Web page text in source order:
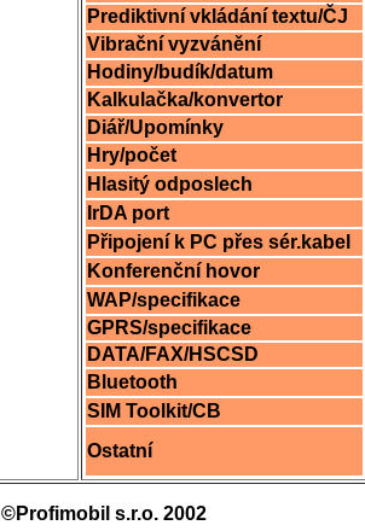
Prediktivní vkládání textu/ČJ
Vibrační vyzvánění
Hodiny/budík/datum
Kalkulačka/konvertor
Diář/Upomínky
Hry/počet
Hlasitý odposlech
IrDA port
Připojení k PC přes sér.kabel
Konferenční hovor
WAP/specifikace
GPRS/specifikace
DATA/FAX/HSCSD
Bluetooth
SIM Toolkit/CB
Ostatní
©Profimobil s.r.o. 2002